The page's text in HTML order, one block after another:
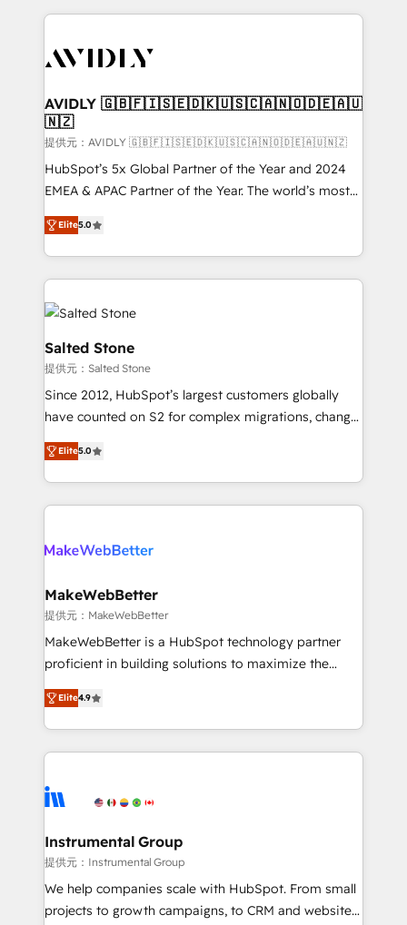
digital agency and an integrator. With over 115
CRM and webdesign (We focus on EMEA - USA
AVIDLY 🇬🇧🇫🇮🇸🇪🇩🇰🇺🇸🇨🇦🇳🇴🇩🇪🇦🇺
🇳🇿
提供元：AVIDLY 🇬🇧🇫🇮🇸🇪🇩🇰🇺🇸🇨🇦🇳🇴🇩🇪🇦🇺🇳🇿
HubSpot’s 5x Global Partner of the Year and 2024
EMEA & APAC Partner of the Year. The world’s most
experienced and fully accredited HubSpot Solutions
Partner. 🚀 With 2,750+ HubSpot projects delivered
and 370+ specialists across EMEA, APAC and NAM,
we de-risk complex CRM programmes and
accelerate ROI across every HubSpot Hub. 🧭 From
multi-region migrations to AI-powered automation,
we turn complexity into clarity, human at global
scale. 🏆 HubSpot’s CEO called us “the partner of the
future.” Others agree it is proof of trust built through
measurable impact.
Elite5.0
Salted Stone
提供元：Salted Stone
Since 2012, HubSpot’s largest customers globally
have counted on S2 for complex migrations, change
management, systems integration, and creative
solutions that deliver measurable impact and
transform brand experiences As one of the few full-
service creative agencies in the HubSpot
winning design to build scalable, globally
marketing campaigns, & RevOps frameworks that
fuel long-term success We connect the entire
customer lifecycle through seamless integrations,
ensure long-term adoption with change-
and service to drive sustainable growth With 6 key
HubSpot accreditations and experience across
teams has worked with clients just like you Let’s
explore whether S2 is the partner you’ve been
Elite5.0
MakeWebBetter
提供元：MakeWebBetter
MakeWebBetter is a HubSpot technology partner
proficient in building solutions to maximize the
operational efficiency of HubSpot. The fastest-
growing tech-enabler & facilitator, MakeWebBetter,
hands you the blend of HubSpot expertise &
eminent solutions & integrations. Trust us to
Elite Partners with 10+ years of HubSpot experience
Premier Partner 2023 🌟5 HubSpot Accreditations 🌟
Won HubSpot Theme Challenge 2021 🌟INBOUND’19
HubSpot Rising Star Why us? Harnessing the full
potential of the powerful HubSpot CRM. ✔️A team of
Elite4.9
Instrumental Group
提供元：Instrumental Group
We help companies scale with HubSpot. From small
projects to growth campaigns, to CRM and websites.